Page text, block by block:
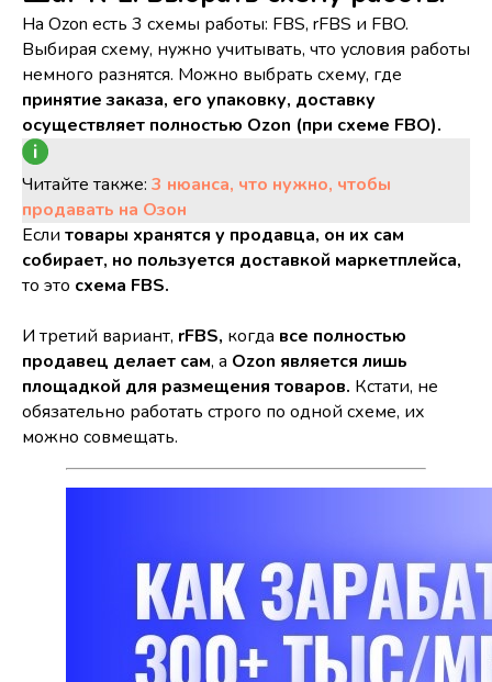
На Ozon есть 3 схемы работы: FBS, rFBS и FBO.
Выбирая схему, нужно учитывать, что условия работы
немного разнятся. Можно выбрать схему, где
принятие заказа, его упаковку, доставку
осуществляет полностью Ozon (при схеме FBO).
Читайте также: 3 нюанса, что нужно, чтобы
продавать на Озон
Если товары хранятся у продавца, он их сам
собирает, но пользуется доставкой маркетплейса,
то это схема FBS.
И третий вариант, rFBS, когда все полностью
продавец делает сам, а Ozon является лишь
площадкой для размещения товаров. Кстати, не
обязательно работать строго по одной схеме, их
можно совмещать.